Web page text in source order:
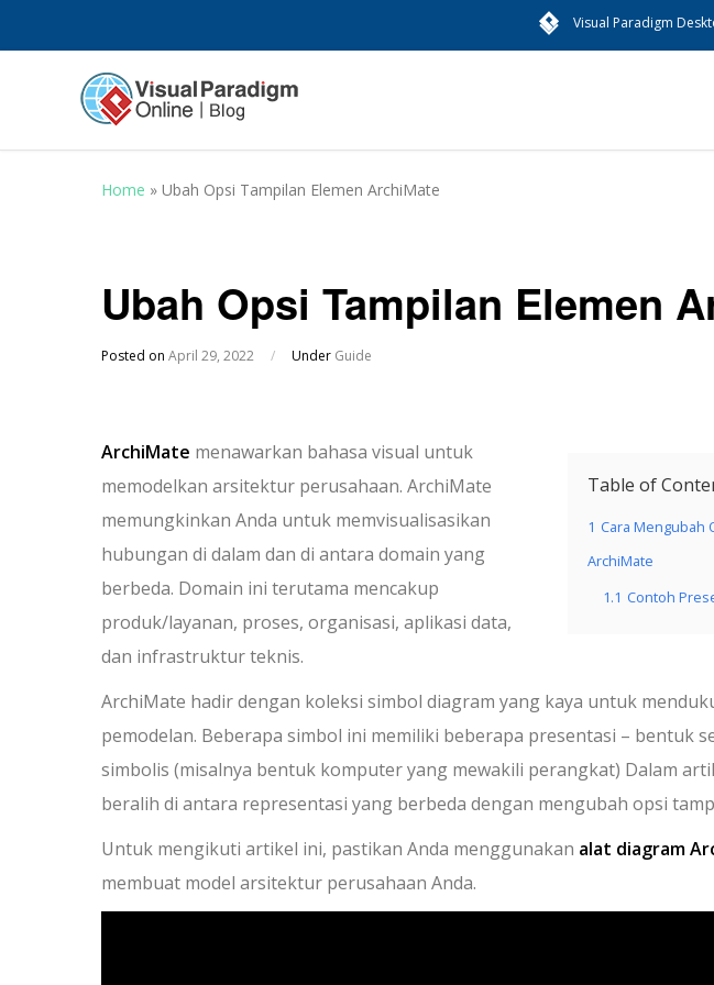
Visual Paradigm
Home » Ubah Opsi Tampilan Elemen ArchiMate
Ubah Opsi Tampilan Elemen
Posted on April 29, 2022 / Under Guide
Table of
1 Cara Mengubah
ArchiMate
1.1 Contoh
ArchiMate menawarkan bahasa visual untuk
memodelkan arsitektur perusahaan. ArchiMate
memungkinkan Anda untuk memvisualisasikan
hubungan di dalam dan di antara domain yang
berbeda. Domain ini terutama mencakup
produk/layanan, proses, organisasi, aplikasi data,
dan infrastruktur teknis.
ArchiMate hadir dengan koleksi simbol diagram yang kaya untuk
pemodelan. Beberapa simbol ini memiliki beberapa presentasi – bentuk
simbolis (misalnya bentuk komputer yang mewakili perangkat) Dalam
beralih di antara representasi yang berbeda dengan mengubah opsi
Untuk mengikuti artikel ini, pastikan Anda menggunakan alat diagram
membuat model arsitektur perusahaan Anda.